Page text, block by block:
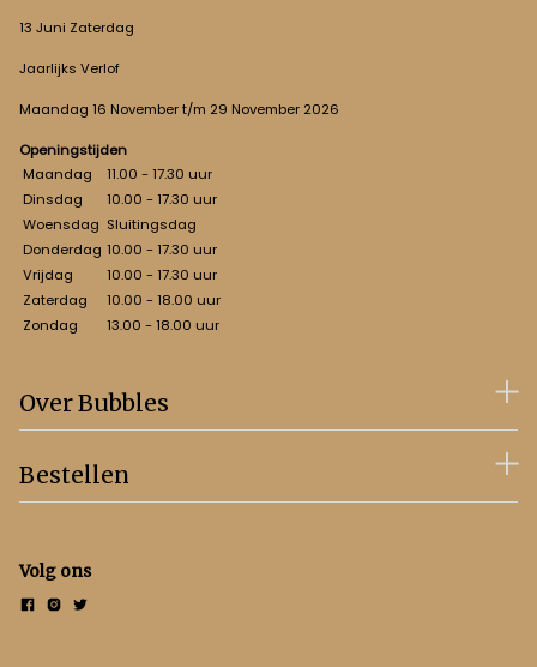
13 Juni Zaterdag
Jaarlijks Verlof
Maandag 16 November t/m 29 November 2026
Openingstijden
Maandag
11.00 - 17.30 uur
Dinsdag
10.00 - 17.30 uur
Woensdag Sluitingsdag
Donderdag 10.00 - 17.30 uur
Vrijdag
10.00 - 17.30 uur
Zaterdag
10.00 - 18.00 uur
Zondag
13.00 - 18.00 uur
Over Bubbles
Bestellen
Volg ons